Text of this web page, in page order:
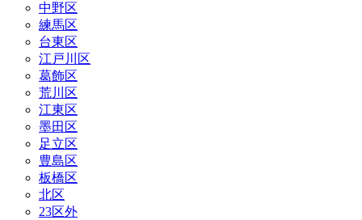
中野区
練馬区
台東区
江戸川区
葛飾区
荒川区
江東区
墨田区
足立区
豊島区
板橋区
北区
23区外